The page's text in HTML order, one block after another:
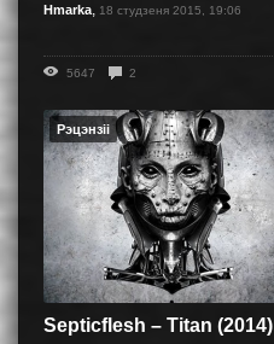
Hmarka, 18 студзеня 2015, 19:06
5647 2
Рэцэнзіі
Septicflesh – Titan (2014)